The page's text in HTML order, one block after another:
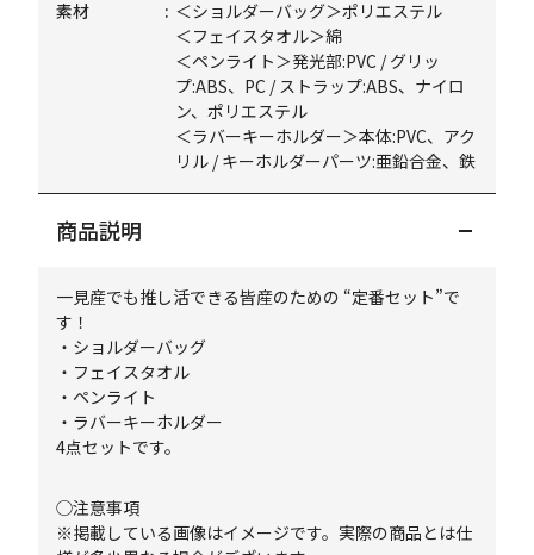
素材
＜ショルダーバッグ＞ポリエステル
＜フェイスタオル＞綿
＜ペンライト＞発光部:PVC / グリッ
プ:ABS、PC / ストラップ:ABS、ナイロ
ン、ポリエステル
＜ラバーキーホルダー＞本体:PVC、アク
リル / キーホルダーパーツ:亜鉛合金、鉄
商品説明
一見産でも推し活できる皆産のための “定番セット”で
す！
・ショルダーバッグ
・フェイスタオル
・ペンライト
・ラバーキーホルダー
4点セットです。
◯注意事項
※掲載している画像はイメージです。実際の商品とは仕